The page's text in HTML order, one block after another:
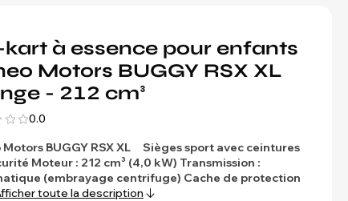
kart à essence pour enfants
Motors BUGGY RSX XL
- 212 cm³
0.0
Motors BUGGY RSX XL
Sièges sport avec ceintures
Moteur : 212 cm³ (4,0 kW) Transmission :
(embrayage centrifuge) Cache de protection
toute la description